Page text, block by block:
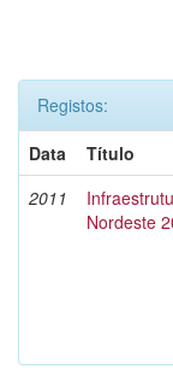
Registos:
Data
Título
2011
Nordeste